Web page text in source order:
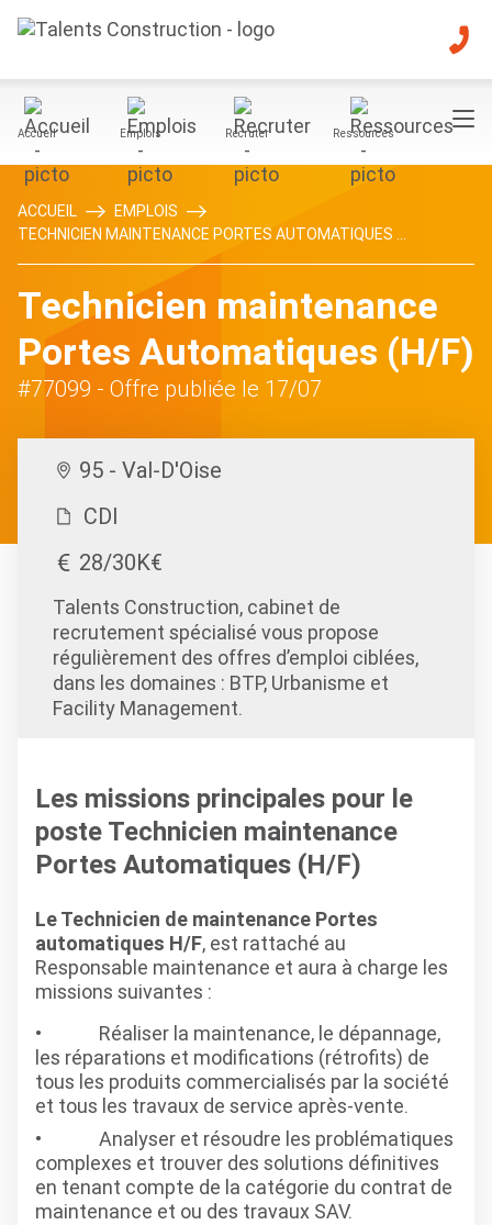
Accueil Emplois Recruter Ressources
ACCUEIL
EMPLOIS
TECHNICIEN MAINTENANCE PORTES AUTOMATIQUES ...
Technicien maintenance
Portes Automatiques (H/F)
#77099 - Offre publiée le 17/07
95 - Val-D'Oise
CDI
28/30K€
Talents Construction, cabinet de
recrutement spécialisé vous propose
régulièrement des offres d’emploi ciblées,
dans les domaines : BTP, Urbanisme et
Facility Management.
Les missions principales pour le
poste Technicien maintenance
Portes Automatiques (H/F)
Le Technicien de maintenance Portes
automatiques H/F, est rattaché au
Responsable maintenance et aura à charge les
missions suivantes :
Réaliser la maintenance, le dépannage,
les réparations et modifications (rétrofits) de
tous les produits commercialisés par la société
et tous les travaux de service après-vente.
Analyser et résoudre les problématiques
complexes et trouver des solutions définitives
en tenant compte de la catégorie du contrat de
maintenance et ou des travaux SAV.